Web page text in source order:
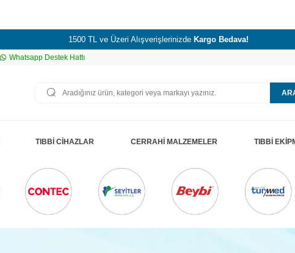
1500 TL ve Üzeri Alışverişlerinizde Kargo Bedava!
Whatsapp Destek Hattı
TIBBİ CİHAZLAR CERRAHİ MALZEMELER TIBBİ